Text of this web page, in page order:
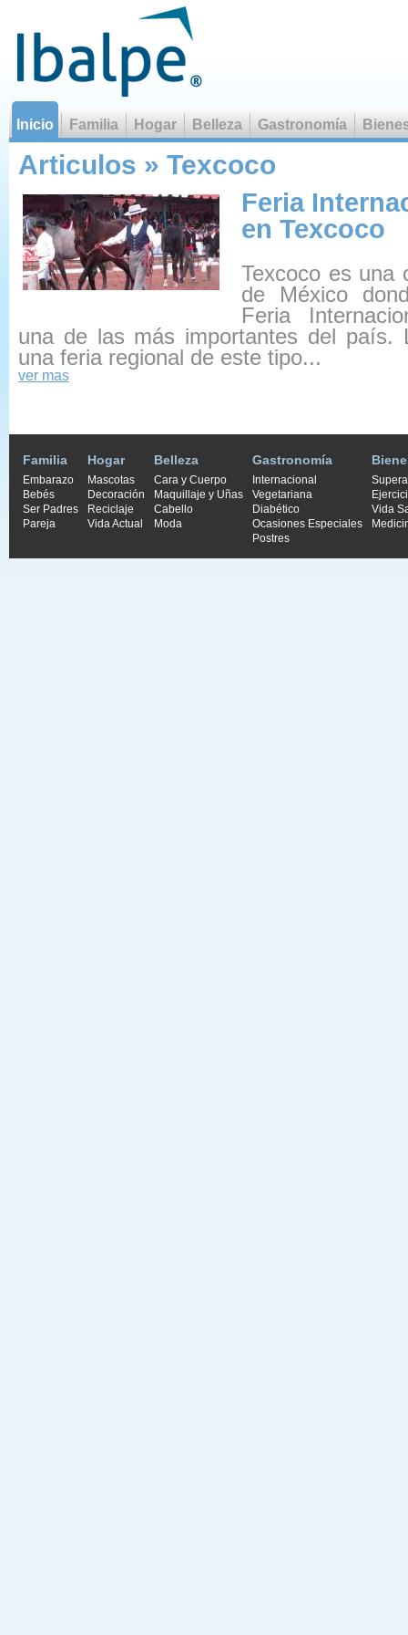
Inicio Familia Hogar Belleza Gastronomía
Articulos » Texcoco
Feria
en Texcoco
Texcoco es una
de México
Feria
una de las más importantes del país.
una feria regional de este tipo...
ver mas
Familia
Embarazo
Bebés
Ser Padres
Pareja
Hogar
Mascotas
Decoración
Reciclaje
Vida Actual
Belleza
Cara y Cuerpo
Maquillaje y Uñas
Cabello
Moda
Gastronomía
Internacional
Vegetariana
Diabético
Ocasiones Especiales
Postres
Vida